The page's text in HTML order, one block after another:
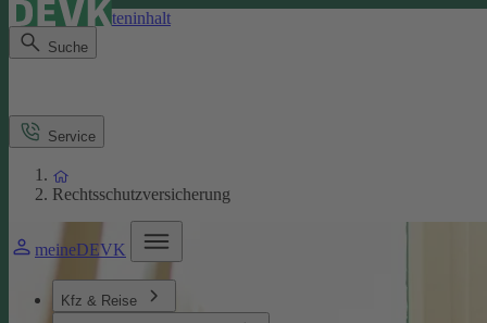
Direkt zum Seiteninhalt
Suche
meineDEVK
Kfz & Reise
Service
Rechtsschutzversicherung